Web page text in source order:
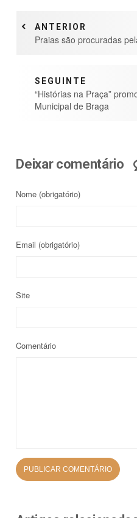
ANTERIOR
Praias são procuradas
SEGUINTE
“Histórias na Praça”
Municipal de Braga
Deixar comentário
Nome (obrigatório)
Email (obrigatório)
Site
Comentário